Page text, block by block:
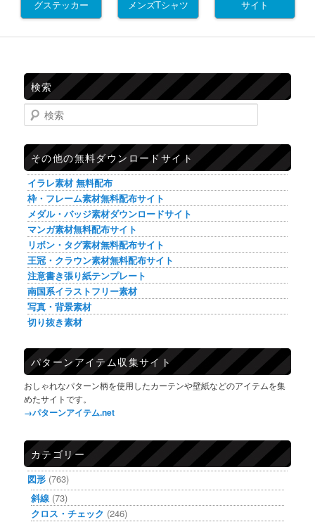
グステッカー メンズTシャツ サイト
検索
検索
その他の無料ダウンロードサイト
イラレ素材 無料配布
枠・フレーム素材無料配布サイト
メダル・バッジ素材ダウンロードサイト
マンガ素材無料配布サイト
リボン・タグ素材無料配布サイト
王冠・クラウン素材無料配布サイト
注意書き張り紙テンプレート
南国系イラストフリー素材
写真・背景素材
切り抜き素材
パターンアイテム収集サイト
おしゃれなパターン柄を使用したカーテンや壁紙などのアイテムを集
めたサイトです。
→パターンアイテム.net
カテゴリー
図形 (763)
斜線 (73)
クロス・チェック (246)